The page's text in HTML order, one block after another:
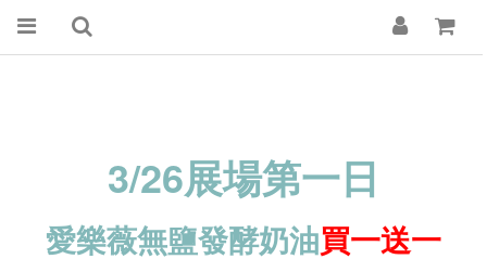
3/26展場第一日
愛樂薇無鹽發酵奶油買一送一